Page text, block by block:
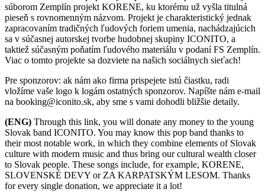
súborom Zemplín projekt KORENE, ku ktorému už vyšla titulná
pieseň s rovnomenným názvom. Projekt je charakteristický jednak
zapracovaním tradičných ľudových foriem umenia, nachádzajúcich
sa v súčasnej autorskej tvorbe hudobnej skupiny ICONITO, a
taktiež súčasným poňatím ľudového materiálu v podaní FS Zemplín.
Viac o tomto projekte sa dozviete na našich sociálnych sieťach!
Pre sponzorov: ak nám ako firma prispejete istú čiastku, radi
vložíme vaše logo k logám ostatných sponzorov. Napíšte nám e-mail
na booking@iconito.sk, aby sme s vami dohodli bližšie detaily.
(ENG) Through this link, you will donate any money to the young
Slovak band ICONITO. You may know this pop band thanks to
their most notable work, in which they combine elements of Slovak
culture with modern music and thus bring our cultural wealth closer
to Slovak people. These songs include, for example, KORENE,
SLOVENSKÉ DEVY or ZA KARPATSKÝM LESOM. Thanks
for every single donation, we appreciate it a lot!